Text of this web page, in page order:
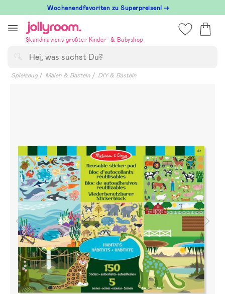
till
innehållet
Wochenendfavoriten zu Superpreisen! →
Skandinaviens größter Kinder- & Babyshop
Spielzeug Malen & Basteln DIY & Basteln